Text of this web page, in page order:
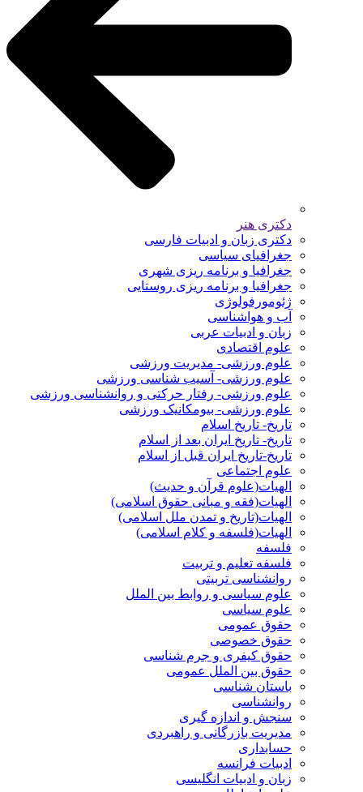
دکتری هنر
دکتری زبان و ادبیات فارسی
جغرافیای سیاسی
جغرافیا و برنامه ریزی شهری
جغرافیا و برنامه ریزی روستایی
ژئومورفولوژی
آب و هواشناسی
زبان و ادبیات عربی
علوم اقتصادی
علوم ورزشی- مدیریت ورزشی
علوم ورزشی- آسیب شناسی ورزشی
علوم ورزشی- رفتار حرکتی و روانشناسی ورزشی
علوم ورزشی- بیومکانیک ورزشی
تاریخ- تاریخ اسلام
تاریخ- تاریخ ایران بعد از اسلام
تاریخ-تاریخ ایران قبل از اسلام
علوم اجتماعی
الهیات(علوم قرآن و حدیث)
الهیات(فقه و مبانی حقوق اسلامی)
الهیات(تاریخ و تمدن ملل اسلامی)
الهیات(فلسفه و کلام اسلامی)
فلسفه
فلسفه تعلیم و تربیت
روانشناسی تربیتی
علوم سیاسی و روابط بین الملل
علوم سیاسی
حقوق عمومی
حقوق خصوصی
حقوق کیفری و جرم شناسی
حقوق بین الملل عمومی
باستان شناسی
روانشناسی
سنجش و اندازه گیری
مدیریت بازرگانی و راهبردی
حسابداری
ادبیات فرانسه
زبان و ادبیات انگلیسی